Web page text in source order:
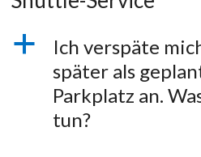
a
Ich verspäte
später als
Parkplatz an.
tun?